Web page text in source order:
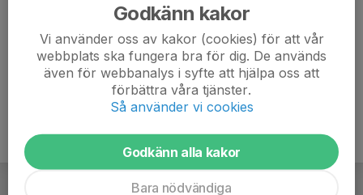
Godkänn kakor
Vi använder oss av kakor (cookies) för att vår
webbplats ska fungera bra för dig. De används
även för webbanalys i syfte att hjälpa oss att
förbättra våra tjänster.
Så använder vi cookies
Godkänn alla kakor
Bara nödvändiga